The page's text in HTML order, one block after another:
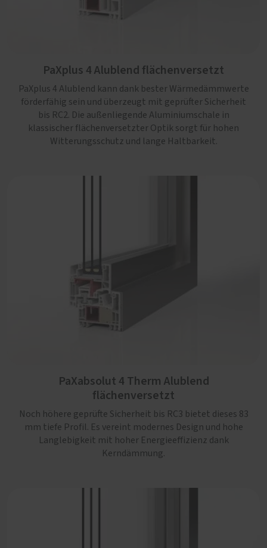
PaXplus 4 Alublend flächenversetzt
PaXplus 4 Alublend kann dank bester Wärmedämmwerte
förderfähig sein und überzeugt mit geprüfter Sicherheit
bis RC2. Die außenliegende Aluminiumschale in
klassischer flächenversetzter Optik sorgt für hohen
Witterungsschutz und lange Haltbarkeit.
PaXabsolut 4 Therm Alublend
flächenversetzt
Noch höhere geprüfte Sicherheit bis RC3 bietet dieses 83
mm tiefe Profil. Es vereint modernes Design und hohe
Langlebigkeit mit hoher Energieeffizienz dank
Kerndämmung.
PaXplus 4 Alublend flächenbündig
PaXplus 4 Alublend überzeugt mit geprüfter Sicherheit bis
RC2 und förderfähiger Wärmedämmung. Die
PaXabsolut 4 Alublend Therm flächenbündig
Ein robustes Profil mit optimaler Dämmung dank
Schaumkerneinlage, Sicherheit bis RC3, Schallschutz